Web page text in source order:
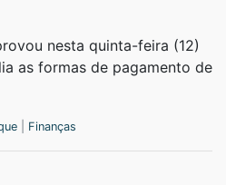
nesta quinta-feira (12)
as formas de pagamento de
Finanças